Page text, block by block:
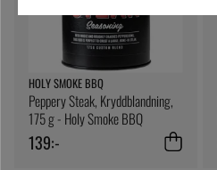
HOLY SMOKE BBQ
Peppery Steak, Kryddblandning,
175 g - Holy Smoke BBQ
139:-